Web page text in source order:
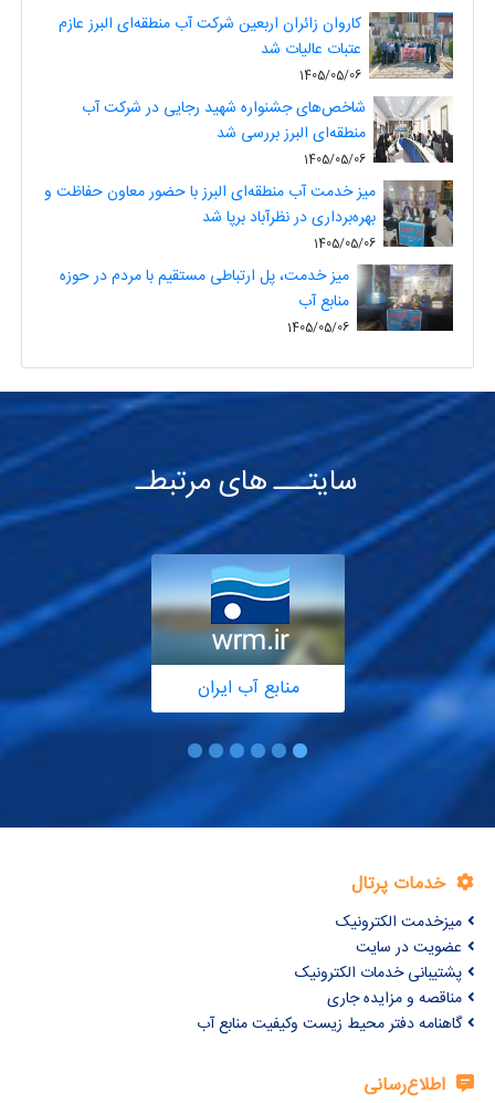
کاروان زائران اربعین شرکت آب منطقه‌ای البرز عازم
عتبات عالیات شد
1405/05/06
شاخص‌های جشنواره شهید رجایی در شرکت آب
منطقه‌ای البرز بررسی شد
1405/05/06
میز خدمت آب منطقه‌ای البرز با حضور معاون حفاظت و
بهره‌برداری در نظرآباد برپا شد
1405/05/06
میز خدمت، پل ارتباطی مستقیم با مردم در حوزه
منابع آب
1405/05/06
سایتـــ های مرتبطـ
منابع آب ایران
خدمات پرتال
میزخدمت الکترونیک
عضویت در سایت
پشتیبانی خدمات الکترونیک
مناقصه و مزایده جاری
گاهنامه دفتر محیط زیست وکیفیت منابع آب
اطلاع‌رسانی